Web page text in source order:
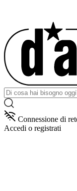
Connessione di
Accedi o registrati